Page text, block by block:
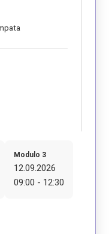
Modulo 3
12.09.2026
09:00 - 12:30